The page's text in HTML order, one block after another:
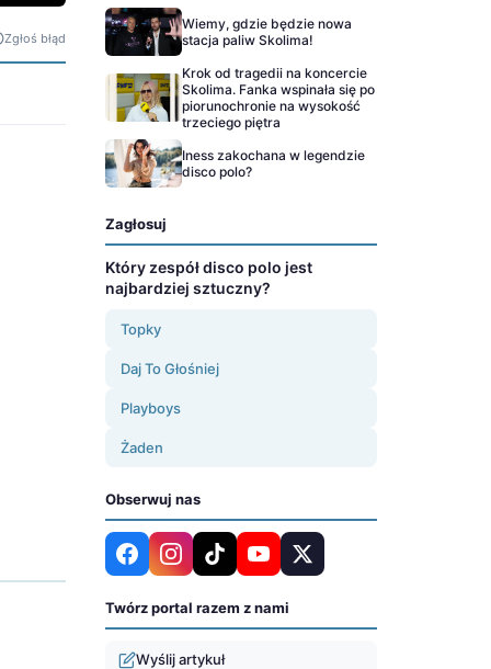
Zgłoś błąd
Wiemy, gdzie będzie nowa
stacja paliw Skolima!
Krok od tragedii na koncercie
Skolima. Fanka wspinała się po
piorunochronie na wysokość
trzeciego piętra
Iness zakochana w legendzie
disco polo?
Zagłosuj
Który zespół disco polo jest
najbardziej sztuczny?
Topky
Daj To Głośniej
Playboys
Żaden
Obserwuj nas
Twórz portal razem z nami
Wyślij artykuł